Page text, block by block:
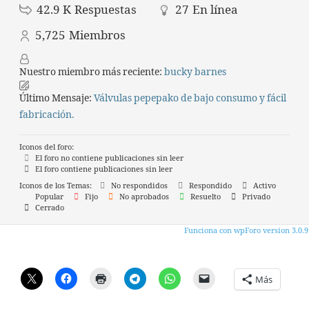
42.9 K Respuestas 27 En línea
5,725 Miembros
Nuestro miembro más reciente: bucky barnes
Último Mensaje: Válvulas pepepako de bajo consumo y fácil
fabricación.
Iconos del foro:
El foro no contiene publicaciones sin leer
El foro contiene publicaciones sin leer
Iconos de los Temas:
No respondidos Respondido
Activo
Popular
Fijo No aprobados Resuelto
Privado
Cerrado
Funciona con wpForo version 3.0.9
Más